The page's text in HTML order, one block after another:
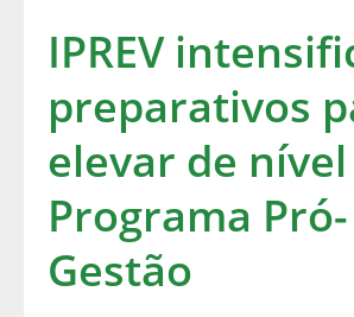
IPREV
preparativos
elevar de
Programa Pró-
Gestão